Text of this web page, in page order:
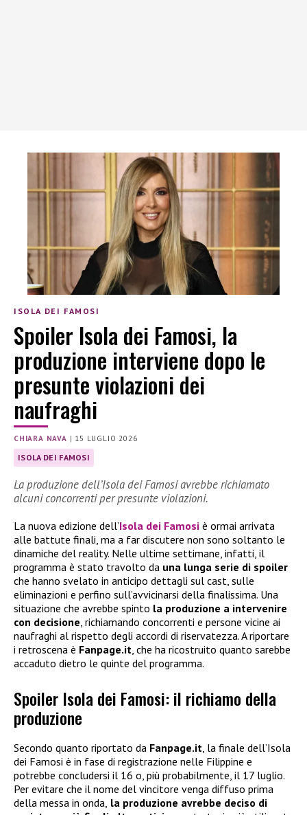
ISOLA DEI FAMOSI
Spoiler Isola dei Famosi, la
produzione interviene dopo le
presunte violazioni dei
naufraghi
CHIARA NAVA | 15 LUGLIO 2026
ISOLA DEI FAMOSI
La produzione dell’Isola dei Famosi avrebbe richiamato
alcuni concorrenti per presunte violazioni.
La nuova edizione dell’Isola dei Famosi è ormai arrivata
alle battute finali, ma a far discutere non sono soltanto le
dinamiche del reality. Nelle ultime settimane, infatti, il
programma è stato travolto da una lunga serie di spoiler
che hanno svelato in anticipo dettagli sul cast, sulle
eliminazioni e perfino sull’avvicinarsi della finalissima. Una
situazione che avrebbe spinto la produzione a intervenire
con decisione, richiamando concorrenti e persone vicine ai
naufraghi al rispetto degli accordi di riservatezza. A riportare
i retroscena è Fanpage.it, che ha ricostruito quanto sarebbe
accaduto dietro le quinte del programma.
Spoiler Isola dei Famosi: il richiamo della
produzione
Secondo quanto riportato da Fanpage.it , la finale dell’Isola
dei Famosi è in fase di registrazione nelle Filippine e
potrebbe concludersi il 16 o, più probabilmente, il 17 luglio.
Per evitare che il nome del vincitore venga diffuso prima
della messa in onda, la produzione avrebbe deciso di